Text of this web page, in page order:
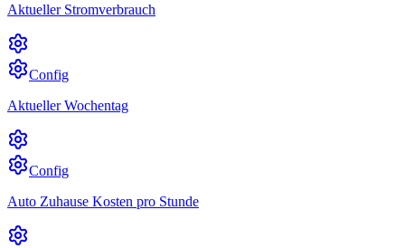
Aktueller Stromverbrauch
Config
Aktueller Wochentag
Config
Auto Zuhause Kosten pro Stunde